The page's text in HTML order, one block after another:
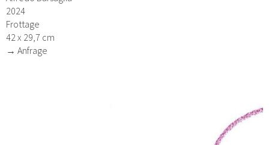
2024
Frottage
42 x 29,7 cm
→ Anfrage